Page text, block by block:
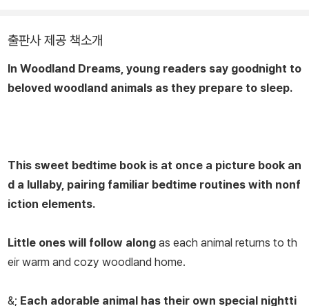
출판사 제공 책소개
In Woodland Dreams, young readers say goodnight to
beloved woodland animals as they prepare to sleep.
This sweet bedtime book is at once a picture book an
d a lullaby, pairing familiar bedtime routines with nonf
iction elements.
Little ones will follow along as each animal returns to th
eir warm and cozy woodland home.
&; Each adorable animal has their own special nightti